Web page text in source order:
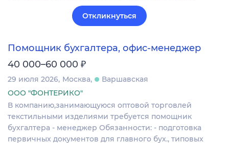
Откликнуться
Помощник бухгалтера, офис-менеджер
40 000–60 000 ₽
29 июля 2026 Москва
Варшавская
ООО "ФОНТЕРИКО"
В компанию,занимающуюся оптовой торговлей
текстильными изделиями требуется помощник
бухгалтера - менеджер Обязанности: - подготовка
первичных документов для главного бух., типовых